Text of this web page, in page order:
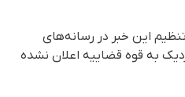
این خبر در رسانه‌های
به قوه قضاییه اعلان نشده